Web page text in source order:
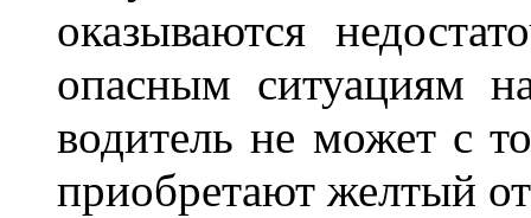
оказываются
опасным ситуациям
водитель не может с
приобретают желтый